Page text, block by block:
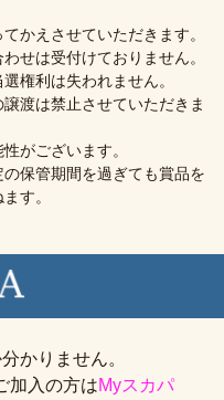
かえさせていただきます。
せは受付けておりません。
権利は失われません。
渡は禁止させていただきま
がございます。
保管期間を過ぎても賞品を
す。
かりません。
加入の方はMyスカパ